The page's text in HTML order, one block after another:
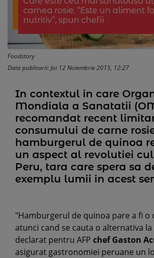
carnea rosie. “Este un aliment
nutritiv”, spun chefii
Foodstory
Data publicarii: Joi 12 Noiembrie 2015, 12:27
In contextul in care
Mondiala a Sanatatii
recomandat recent
consumului de carne
hamburgerul de quinoa
un aspect al revolutiei
Peru, tara care spera sa
exemplu lumii in acest
"Hamburgerul de quinoa pare a fi o
atunci cand se cauta o alternativa la
declarat pentru AFP chef Gaston
asigurat gastronomiei peruane un